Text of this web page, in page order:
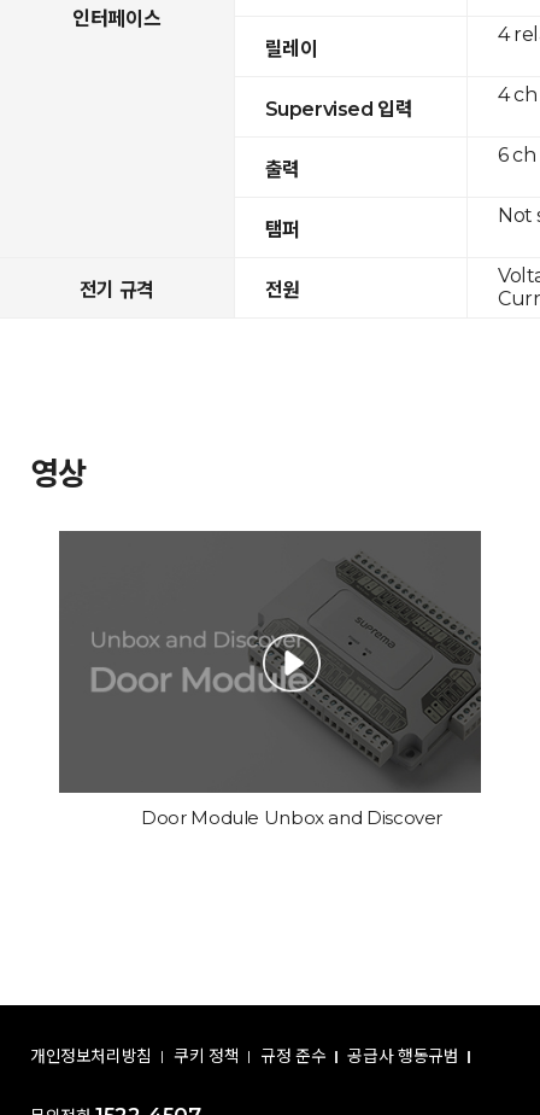
인터페이스
릴레이
Supervised 입력
출력
탬퍼
전기 규격 전원
4
4 ch
6 ch
Not
영상
Door Module Unbox and Discover
개인정보처리방침 쿠키 정책 규정 준수 공급사 행동규범